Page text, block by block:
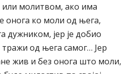
молитвом, ако има
онога ко моли од њега,
дужником, јер је добио
од њега самог… Јер
жив и без онога што моли,